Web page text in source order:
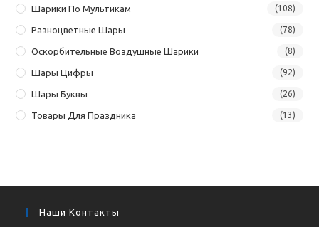
Шарики По Мультикам (108)
Разноцветные Шары (78)
Оскорбительные Воздушные Шарики (8)
Шары Цифры (92)
Шары Буквы (26)
Товары Для Праздника (13)
Наши Контакты